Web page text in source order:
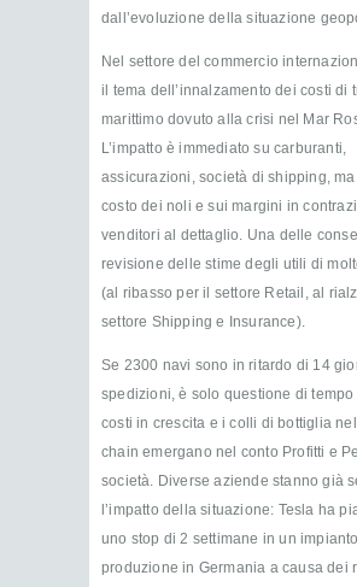
dall’evoluzione della situazione
Nel settore del commercio
il tema dell’innalzamento dei costi di
marittimo dovuto alla crisi nel Mar
L’impatto è immediato su carburanti,
assicurazioni, società di shipping, ma
costo dei noli e sui margini in
venditori al dettaglio. Una delle
revisione delle stime degli utili di
(al ribasso per il settore Retail, al
settore Shipping e Insurance).
Se 2300 navi sono in ritardo di 14
spedizioni, è solo questione di tempo
costi in crescita e i colli di bottiglia
chain emergano nel conto Profitti e
società. Diverse aziende stanno già
l’impatto della situazione: Tesla ha
uno stop di 2 settimane in un
produzione in Germania a causa dei